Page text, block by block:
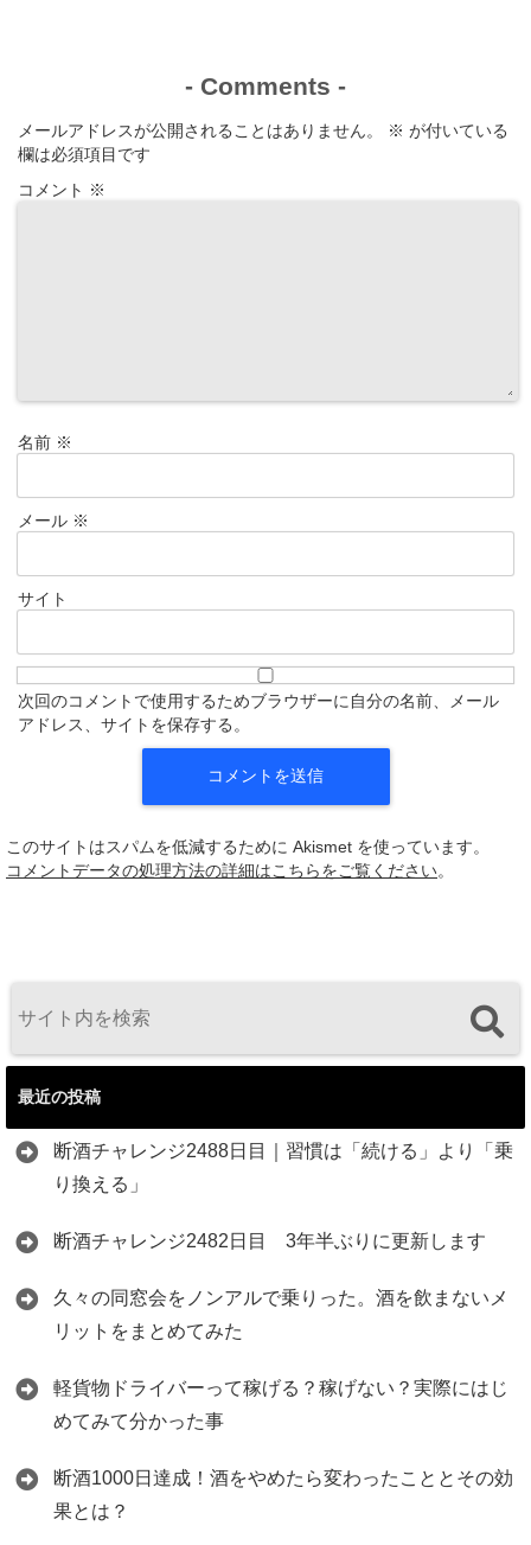
- Comments -
メールアドレスが公開されることはありません。 ※ が付いている
欄は必須項目です
コメント ※
名前 ※
メール ※
サイト
次回のコメントで使用するためブラウザーに自分の名前、メール
アドレス、サイトを保存する。
このサイトはスパムを低減するために Akismet を使っています。
コメントデータの処理方法の詳細はこちらをご覧ください。
最近の投稿
断酒チャレンジ2488日目｜習慣は「続ける」より「乗
り換える」
断酒チャレンジ2482日目 3年半ぶりに更新します
久々の同窓会をノンアルで乗りった。酒を飲まないメ
リットをまとめてみた
軽貨物ドライバーって稼げる？稼げない？実際にはじ
めてみて分かった事
断酒1000日達成！酒をやめたら変わったこととその効
果とは？